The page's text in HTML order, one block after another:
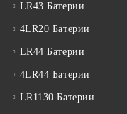
LR43 Батерии
4LR20 Батерии
LR44 Батерии
4LR44 Батерии
LR1130 Батерии